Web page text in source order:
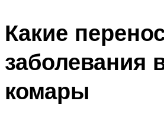
Какие
заболевания
комары